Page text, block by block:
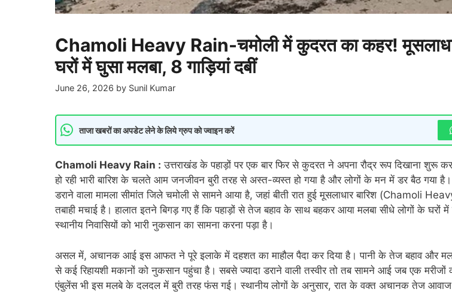
Chamoli Heavy Rain-चमोली में कुदरत का कहर!
घरों में घुसा मलबा, 8 गाड़ियां दबीं
June 26, 2026 by Sunil Kumar
ताजा खबरों का अपडेट लेने के लिये ग्रुप को ज्वाइन करें
Chamoli Heavy Rain : उत्तराखंड के पहाड़ों पर एक बार फिर से कुदरत ने अपना रौद्र रूप दिखाना शुरू कर
हो रही भारी बारिश के चलते आम जनजीवन बुरी तरह से अस्त-व्यस्त हो गया है और लोगों के मन में डर बैठ गया
डराने वाला मामला सीमांत जिले चमोली से सामने आया है, जहां बीती रात हुई मूसलाधार बारिश (Chamoli
तबाही मचाई है। हालात इतने बिगड़ गए हैं कि पहाड़ों से तेज बहाव के साथ बहकर आया मलबा सीधे लोगों के घरों
स्थानीय निवासियों को भारी नुकसान का सामना करना पड़ा है।
असल में, अचानक आई इस आफत ने पूरे इलाके में दहशत का माहौल पैदा कर दिया है। पानी के तेज बहाव और
से कई रिहायशी मकानों को नुकसान पहुंचा है। सबसे ज्यादा डराने वाली तस्वीर तो तब सामने आई जब एक मरीजों
एंबुलेंस भी इस मलबे के दलदल में बुरी तरह फंस गई। स्थानीय लोगों के अनुसार, रात के वक्त अचानक तेज